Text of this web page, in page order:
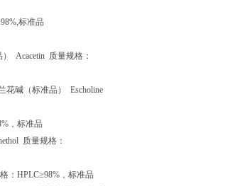
标准品
Acacetin 质量规格：
花碱（标准品）
Escholine
，标准品
质量规格：
： HPLC≥98% ，标准品